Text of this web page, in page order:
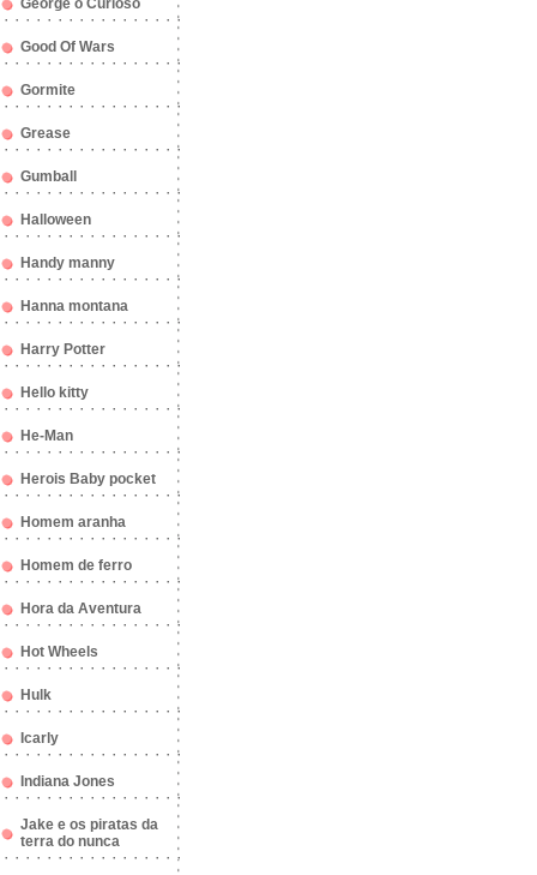
George o Curioso
Good Of Wars
Gormite
Grease
Gumball
Halloween
Handy manny
Hanna montana
Harry Potter
Hello kitty
He-Man
Herois Baby pocket
Homem aranha
Homem de ferro
Hora da Aventura
Hot Wheels
Hulk
Icarly
Indiana Jones
Jake e os piratas da
terra do nunca